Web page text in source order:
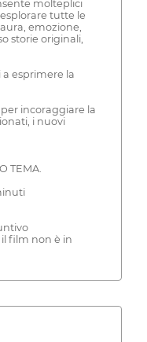
molteplici
tutte le
emozione,
storie originali,
esprimere la
incoraggiare la
i nuovi
TEMA.
film non è in